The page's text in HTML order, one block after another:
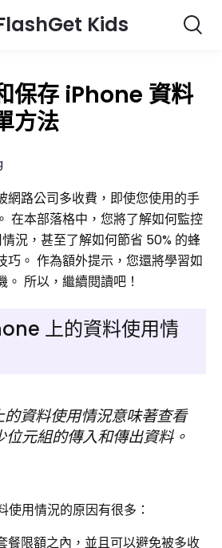
Kids
保存 iPhone 資料
方法
網路公司多收費，即使您使用的手
在本部落格中，您將了解如何監控
況，甚至了解如何節省 50% 的蜂
巧。 作為額外提示，您還將學習如
所以，繼續閱讀吧！
上的資料使用情
資料使用情況意味著查看
位元組的傳入和傳出資料。
用情況的原因有很多：
餐限額之內，並且可以避免被多收